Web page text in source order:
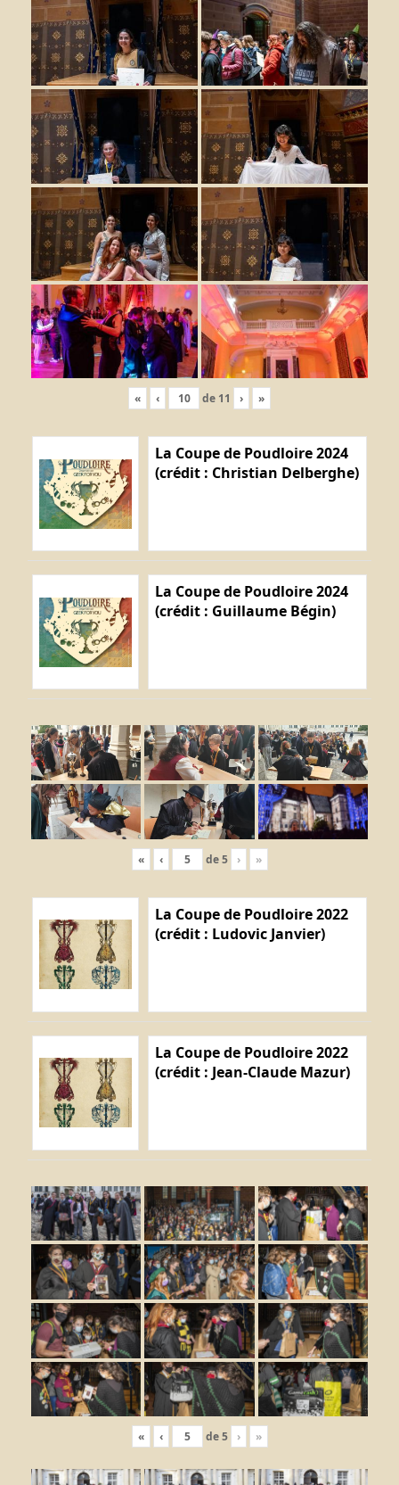
« ‹ de 11 › »
La Coupe de Poudloire 2024
(crédit : Christian Delberghe)
La Coupe de Poudloire 2024
(crédit : Guillaume Bégin)
« ‹ de5 › »
La Coupe de Poudloire 2022
(crédit : Ludovic Janvier)
La Coupe de Poudloire 2022
(crédit : Jean-Claude Mazur)
« ‹ de5 › »